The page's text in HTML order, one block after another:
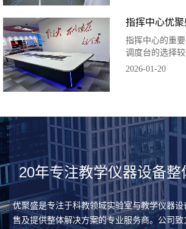
指挥中心优聚
指挥中心的重要
调度台的选择较
所有被调度终端
2026-01-20
20年专注教学仪器设备整
优聚盛是专注于科教领域实验室与教学仪器
售及提供整体解决方案的专业服务商。公司